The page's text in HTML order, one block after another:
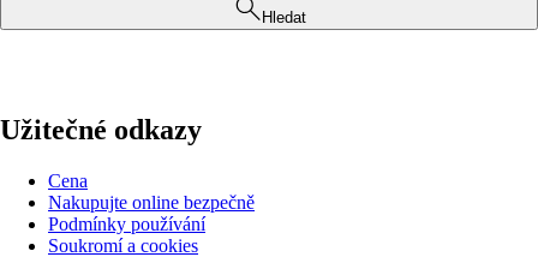
Hledat
Užitečné odkazy
Cena
Nakupujte online bezpečně
Podmínky používání
Soukromí a cookies